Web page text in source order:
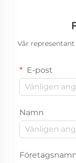
Vår
E-post
Namn